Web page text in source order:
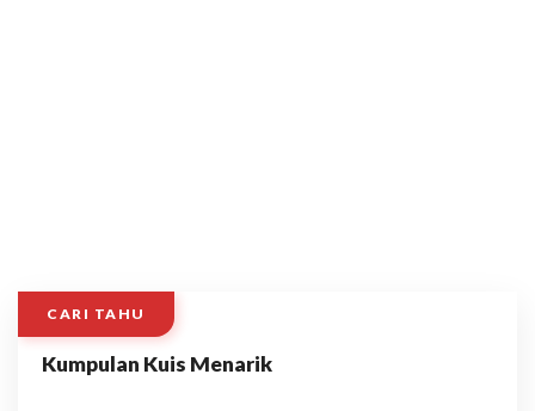
CARI TAHU
Kumpulan Kuis Menarik